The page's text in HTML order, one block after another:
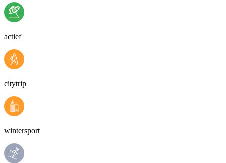
actief
citytrip
wintersport